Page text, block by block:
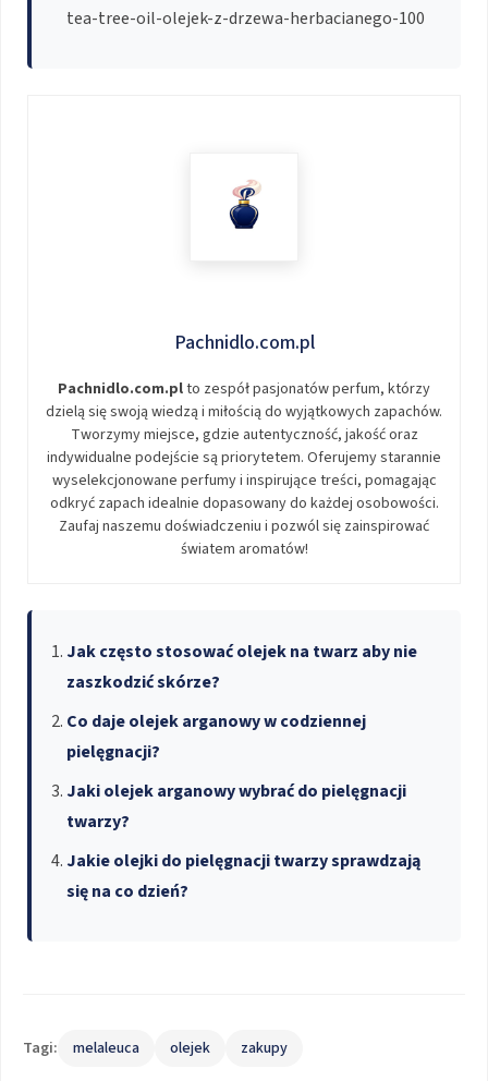
tea-tree-oil-olejek-z-drzewa-herbacianego-100
Pachnidlo.com.pl
Pachnidlo.com.plto zespół pasjonatów perfum, którzy
dzielą się swoją wiedzą i miłością do wyjątkowych zapachów.
Tworzymy miejsce, gdzie autentyczność, jakość oraz
indywidualne podejście są priorytetem. Oferujemy starannie
wyselekcjonowane perfumy i inspirujące treści, pomagając
odkryć zapach idealnie dopasowany do każdej osobowości.
Zaufaj naszemu doświadczeniu i pozwól się zainspirować
światem aromatów!
Jak często stosować olejek na twarz aby nie
zaszkodzić skórze?
Co daje olejek arganowy w codziennej
pielęgnacji?
Jaki olejek arganowy wybrać do pielęgnacji
twarzy?
Jakie olejki do pielęgnacji twarzy sprawdzają
się na co dzień?
Tagi: melaleuca olejek zakupy